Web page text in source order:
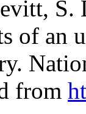
S.
of an
from